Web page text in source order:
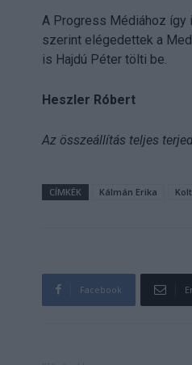
A Progress Médiához így
szerint elégedettek a
is Hajdú Péter tölti be.
Heszler Róbert
Az összeállítás teljes
CÍMKÉK Kálmán Erika
Facebook